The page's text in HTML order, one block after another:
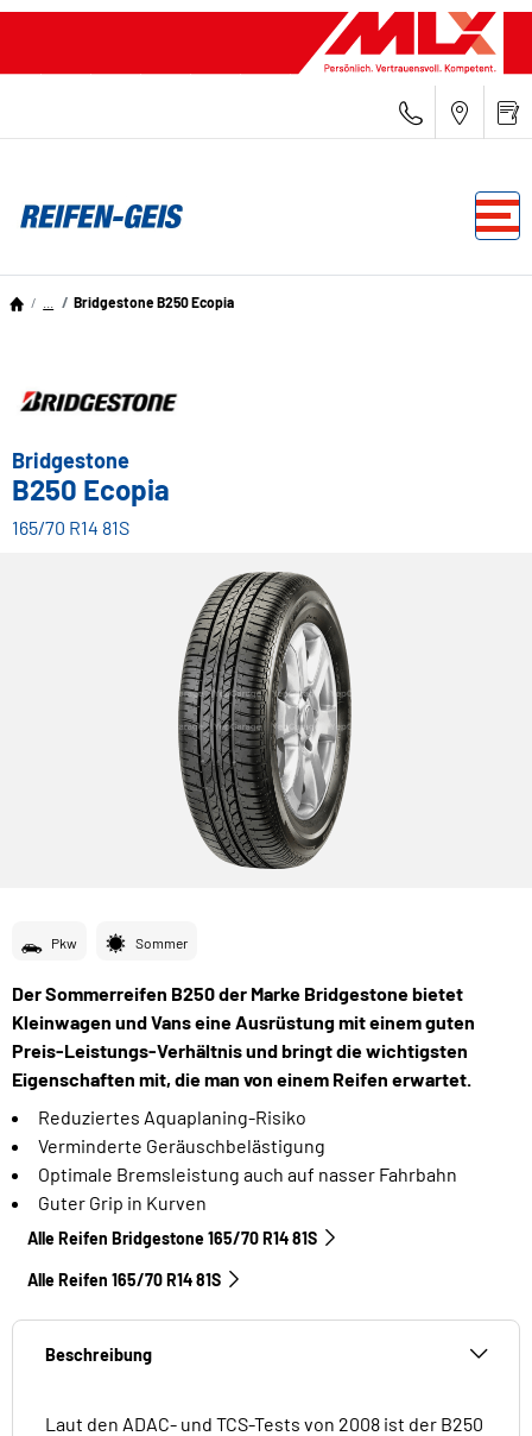
Bridgestone B250 Ecopia
Bridgestone
B250 Ecopia
165/70 R14 81S
Pkw Sommer
Der Sommerreifen B250 der Marke Bridgestone bietet
Kleinwagen und Vans eine Ausrüstung mit einem guten
Preis-Leistungs-Verhältnis und bringt die wichtigsten
Eigenschaften mit, die man von einem Reifen erwartet.
Reduziertes Aquaplaning-Risiko
Verminderte Geräuschbelästigung
Optimale Bremsleistung auch auf nasser Fahrbahn
Guter Grip in Kurven
Alle Reifen Bridgestone 165/70 R14 81S
Alle Reifen‎ 165/70 R14 81S
Beschreibung
Laut den ADAC- und TCS-Tests von 2008 ist der B250